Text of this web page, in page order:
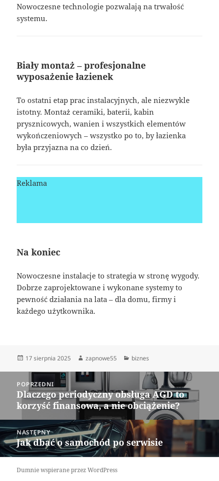
Nowoczesne technologie pozwalają na trwałość
systemu.
Biały montaż – profesjonalne
wyposażenie łazienek
To ostatni etap prac instalacyjnych, ale niezwykle
istotny. Montaż ceramiki, baterii, kabin
prysznicowych, wanien i wszystkich elementów
wykończeniowych – wszystko po to, by łazienka
była przyjazna na co dzień.
Reklama
Na koniec
Nowoczesne instalacje to strategia w stronę wygody.
Dobrze zaprojektowane i wykonane systemy to
pewność działania na lata – dla domu, firmy i
każdego użytkownika.
Data
17 sierpnia 2025 Autor
zapnowe55 Kategorie
biznes
wpisuPOPRZEDNI
Poprzedni
wpis:
Dlaczego periodyczny obsługa AGD to
korzyść finansowa, a nie obciążenie?
NASTĘPNY
Następny
wpis:
Jak dbać o samochód po serwisie
Dumnie wspierane przez WordPress